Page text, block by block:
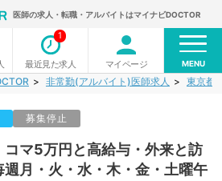
医師の求人・転職・アルバイトはマイナビDOCTOR
最近見た求人
1
マイページ MENU
非常勤(アルバイト)医師求人 東京都
募集停止
コマ5万円と高給与・外来と訪
月・火・水・木・金・土曜午